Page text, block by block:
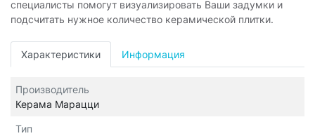
специалисты помогут визуализировать Ваши задумки и
подсчитать нужное количество керамической плитки.
Характеристики Информация
Производитель
Керама Марацци
Тип